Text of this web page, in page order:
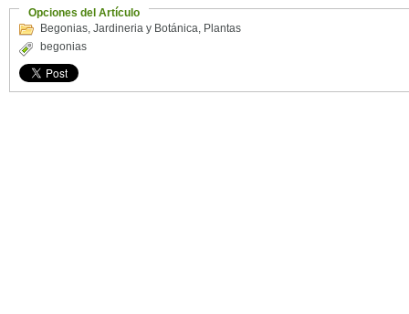
Opciones del Artículo
Begonias, Jardineria y Botánica, Plantas
begonias